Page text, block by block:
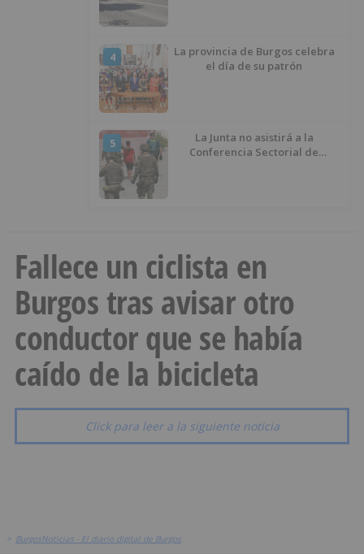
4
La provincia de Burgos celebra
el día de su patrón
5
La Junta no asistirá a la
Conferencia Sectorial de
Fallece un ciclista en
Burgos tras avisar otro
conductor que se había
caído de la bicicleta
Click para leer a la siguiente noticia
> BurgosNoticias - El diario digital de Burgos